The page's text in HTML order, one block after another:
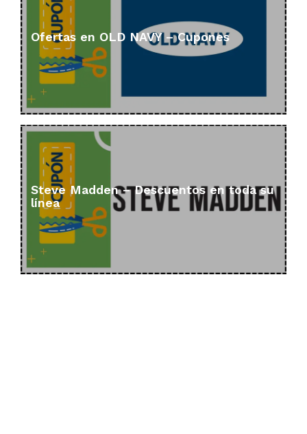
Ofertas en OLD NAVY – Cupones
Steve Madden – Descuentos en toda su
línea